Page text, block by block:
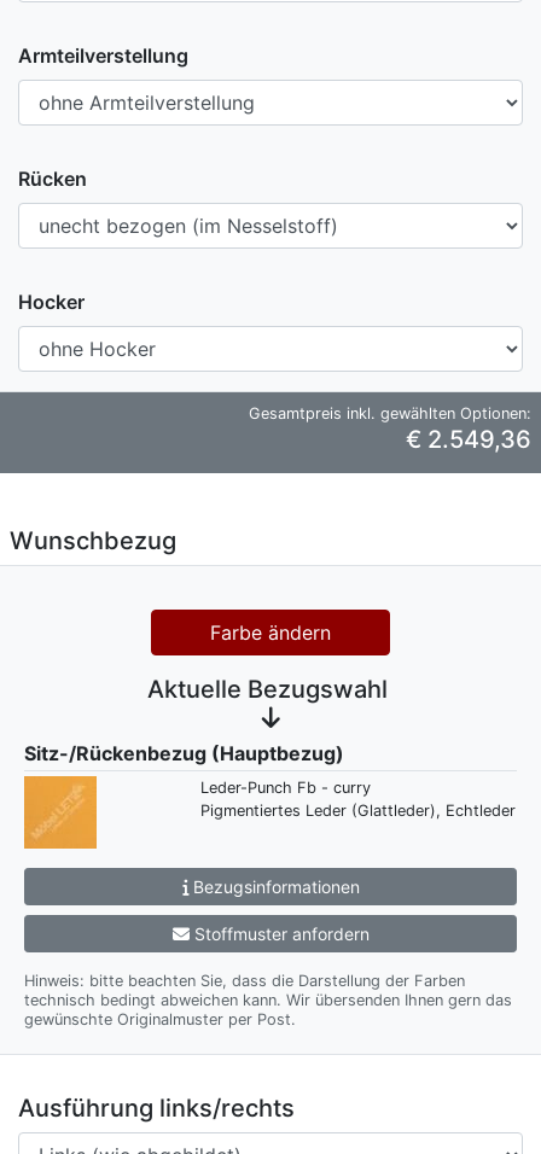
Armteilverstellung
Rücken
Hocker
Gesamtpreis inkl. gewählten Optionen:
€ 2.549,36
Wunschbezug
Farbe ändern
Aktuelle Bezugswahl
Sitz-/Rückenbezug (Hauptbezug)
Leder-Punch Fb - curry
Pigmentiertes Leder (Glattleder), Echtleder
Bezugsinformationen
Stoffmuster anfordern
Hinweis: bitte beachten Sie, dass die Darstellung der Farben
technisch bedingt abweichen kann. Wir übersenden Ihnen gern das
gewünschte Originalmuster per Post.
Ausführung links/rechts